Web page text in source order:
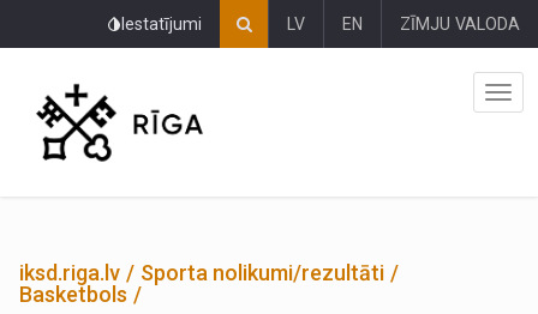
Iestatījumi LV EN ZĪMJU VALODA
iksd.riga.lv
Sporta nolikumi/rezultāti
Basketbols